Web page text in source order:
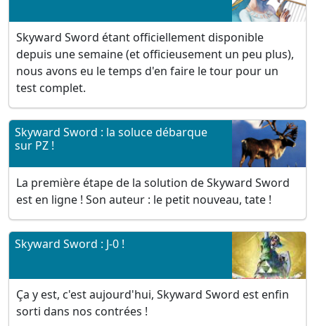
Skyward Sword étant officiellement disponible
depuis une semaine (et officieusement un peu plus),
nous avons eu le temps d'en faire le tour pour un
test complet.
Skyward Sword : la soluce débarque
sur PZ !
La première étape de la solution de Skyward Sword
est en ligne ! Son auteur : le petit nouveau, tate !
Skyward Sword : J-0 !
Ça y est, c'est aujourd'hui, Skyward Sword est enfin
sorti dans nos contrées !